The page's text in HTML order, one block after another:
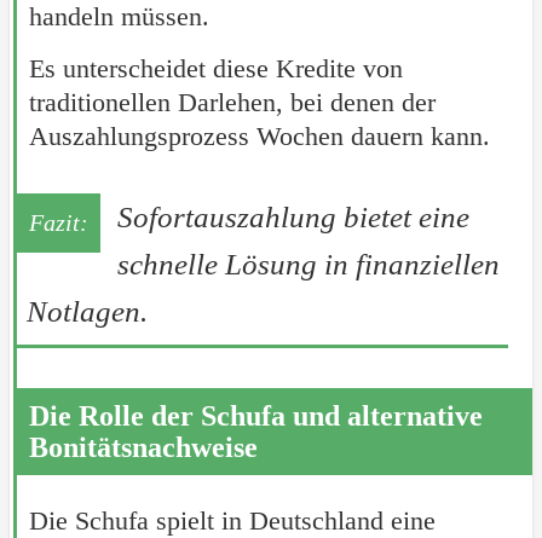
handeln müssen.
Es unterscheidet diese Kredite von
traditionellen Darlehen, bei denen der
Auszahlungsprozess Wochen dauern kann.
Sofortauszahlung bietet eine
schnelle Lösung in finanziellen
Notlagen.
Die Rolle der Schufa und alternative
Bonitätsnachweise
Die Schufa spielt in Deutschland eine